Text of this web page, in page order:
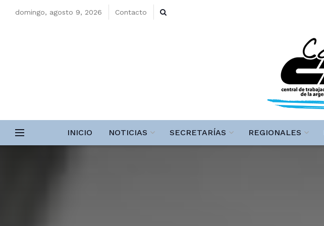
domingo, agosto 9, 2026 Contacto
INICIO NOTICIAS SECRETARÍAS REGIONALES